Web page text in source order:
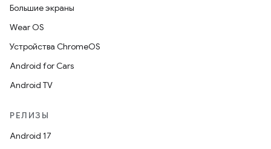
Большие экраны
Wear OS
Устройства ChromeOS
Android for Cars
Android TV
РЕЛИЗЫ
Android 17